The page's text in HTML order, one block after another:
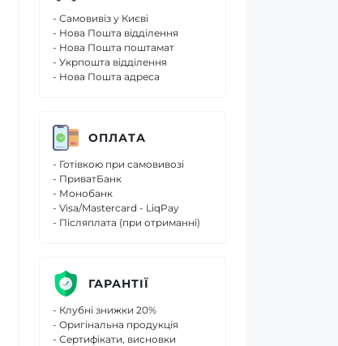
- Самовивіз у Києві
- Нова Пошта відділення
- Нова Пошта поштамат
- Укрпошта відділення
- Нова Пошта адреса
ОПЛАТА
- Готівкою при самовивозі
- ПриватБанк
- Монобанк
- Visa/Mastercard - LiqPay
- Післяплата (при отриманні)
ГАРАНТІЇ
- Клубні знижки 20%
- Оригінальна продукція
- Сертифікати, висновки